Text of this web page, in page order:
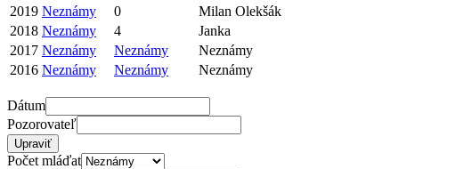
2019 Neznámy 0
Milan Olekšák
2018 Neznámy 4
Janka
2017 Neznámy Neznámy
Neznámy
2016 Neznámy Neznámy Neznámy
Dátum
Pozorovateľ
Počet mláďat